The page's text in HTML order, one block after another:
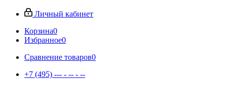
Личный кабинет
Корзина0
Избранное0
Сравнение товаров0
+7 (495) --- - -- - --